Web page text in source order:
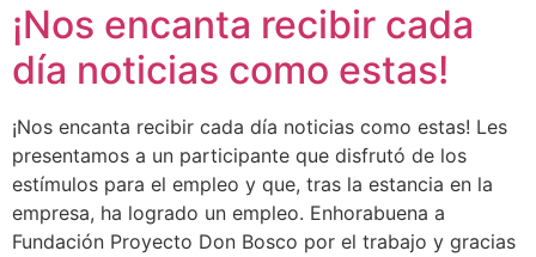
¡Nos encanta recibir cada
día noticias como estas!
¡Nos encanta recibir cada día noticias como estas! Les
presentamos a un participante que disfrutó de los
estímulos para el empleo y que, tras la estancia en la
empresa, ha logrado un empleo. Enhorabuena a
Fundación Proyecto Don Bosco por el trabajo y gracias